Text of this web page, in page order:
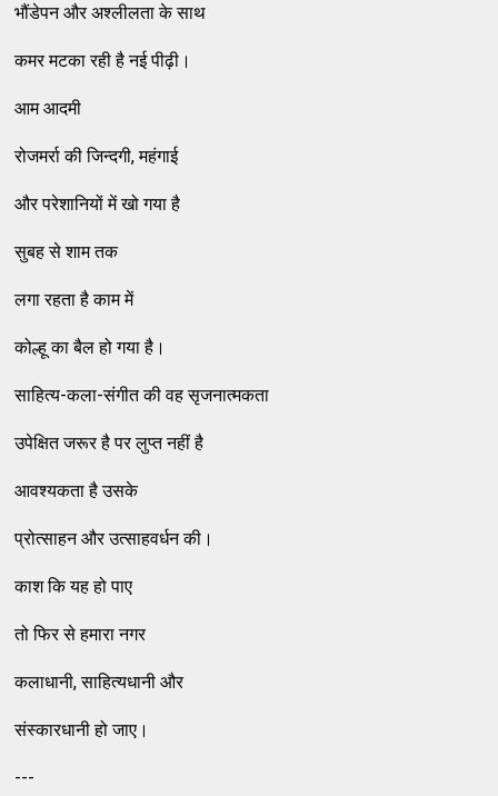
भौंडेपन और अश्लीलता के साथ
कमर मटका रही है नई पीढ़ी।
आम आदमी
रोजमर्रा की जिन्दगी, महंगाई
और परेशानियों में खो गया है
सुबह से शाम तक
लगा रहता है काम में
कोल्हू का बैल हो गया है।
साहित्य-कला-संगीत की वह सृजनात्मकता
उपेक्षित जरूर है पर लुप्त नहीं है
आवश्यकता है उसके
प्रोत्साहन और उत्साहवर्धन की।
काश कि यह हो पाए
तो फिर से हमारा नगर
कलाधानी, साहित्यधानी और
संस्कारधानी हो जाए।
---